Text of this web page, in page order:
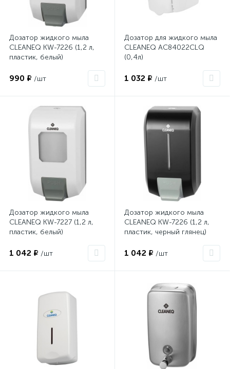
Дозатор жидкого мыла
CLEANEQ KW-7226 (1,2 л,
пластик, белый)
990 ₽ /шт
Дозатор для жидкого мыла
CLEANEQ AC84022CLQ
(0,4л)
1 032 ₽ /шт
Дозатор жидкого мыла
CLEANEQ KW-7227 (1,2 л,
пластик, белый)
1 042 ₽ /шт
Дозатор жидкого мыла
CLEANEQ KW-7226 (1,2 л,
пластик, черный глянец)
1 042 ₽ /шт